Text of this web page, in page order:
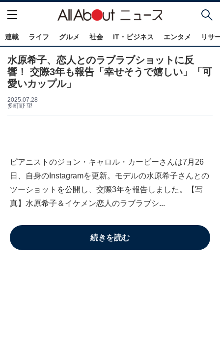
連載 ライフ グルメ 社会 IT・ビジネス エンタメ リサ
水原希子、恋人とのラブラブショットに反
響！ 交際3年も報告「幸せそうで嬉しい」「可
愛いカップル」
2025.07.28
多町野 望
ピアニストのジョン・キャロル・カービーさんは7月26
日、自身のInstagramを更新。モデルの水原希子さんとの
ツーショットを公開し、交際3年を報告しました。【写
真】水原希子＆イケメン恋人のラブラブシ...
続きを読む